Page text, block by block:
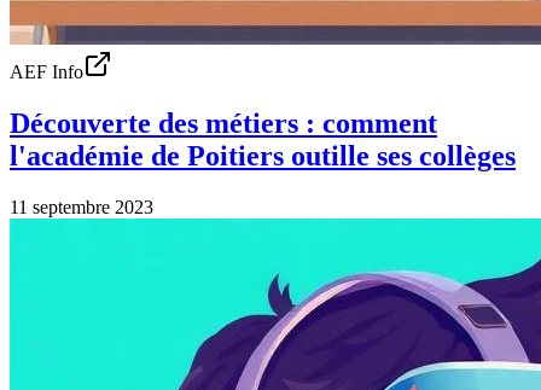
AEF Info
Découverte des métiers : comment
l'académie de Poitiers outille ses collèges
11 septembre 2023